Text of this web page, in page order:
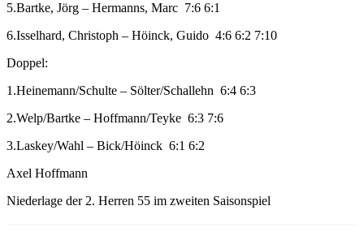
5.Bartke, Jörg – Hermanns, Marc 7:6 6:1
6.Isselhard, Christoph – Höinck, Guido 4:6 6:2 7:10
Doppel:
1.Heinemann/Schulte – Sölter/Schallehn 6:4 6:3
2.Welp/Bartke – Hoffmann/Teyke 6:3 7:6
3.Laskey/Wahl – Bick/Höinck 6:1 6:2
Axel Hoffmann
Niederlage der 2. Herren 55 im zweiten Saisonspiel